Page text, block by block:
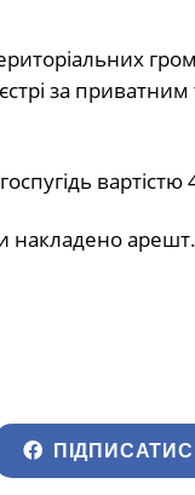
за
накладено арешт.